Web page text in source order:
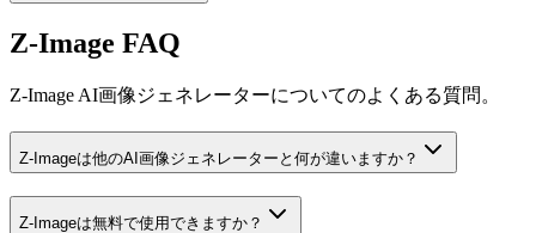
Z-Image FAQ
Z-Image AI画像ジェネレーターについてのよくある質問。
Z-Imageは他のAI画像ジェネレーターと何が違いますか？
Z-Imageは無料で使用できますか？